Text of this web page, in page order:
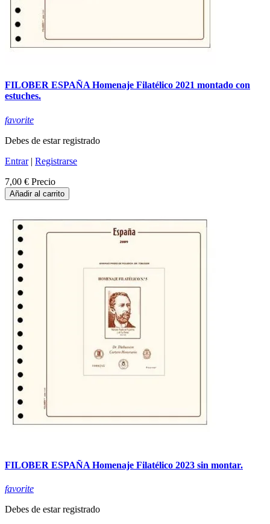
FILOBER ESPAÑA Homenaje Filatélico 2021 montado con
estuches.
favorite
Debes de estar registrado
Entrar| Registrarse
7,00 € Precio
Añadir al carrito
FILOBER ESPAÑA Homenaje Filatélico 2023 sin montar.
favorite
Debes de estar registrado